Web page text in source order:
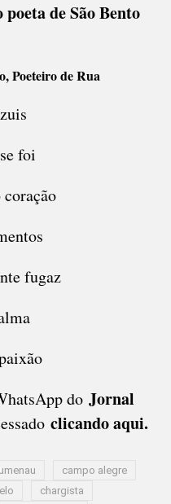
RUA):
poeta de São Bento
Poeteiro de Rua
foi
fugaz
doJornal
clicando aqui.
campo alegre
chargista